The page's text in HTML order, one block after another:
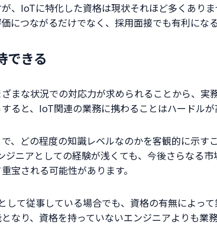
、IoTに特化した資格は現状それほど多くあり
につながるだけでなく、採用面接でも有利にな
できる
まな状況での対応力が求められることから、実
ると、IoT関連の業務に携わることはハードルが
、どの程度の知識レベルなのかを客観的に示す
ジニアとしての経験が浅くても、今後さらなる
宝される可能性があります。
して従事している場合でも、資格の有無によっ
なり、資格を持っていないエンジニアよりも業